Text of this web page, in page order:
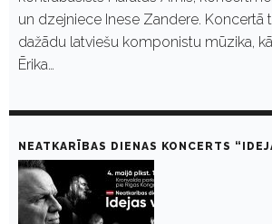
un dzejniece Inese Zandere. Koncertā
dažādu latviešu komponistu mūzika,
Ērika…
NEATKARĪBAS DIENAS KONCERTS